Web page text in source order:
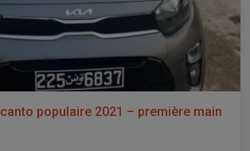
populaire 2021 – première main